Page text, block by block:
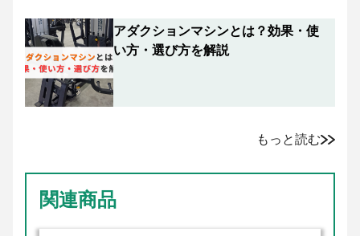
アダクションマシンとは？効果・使
い方・選び方を解説
もっと読む
関連商品